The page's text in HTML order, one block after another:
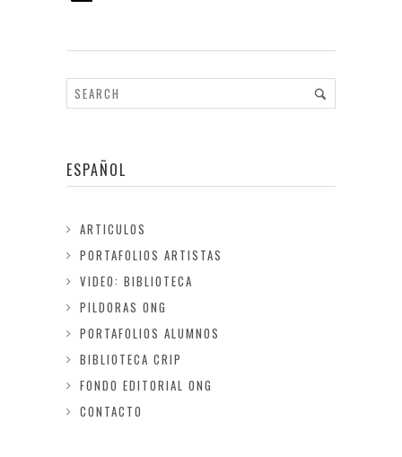
ESPAÑOL
ARTICULOS
PORTAFOLIOS ARTISTAS
VIDEO: BIBLIOTECA
PILDORAS ONG
PORTAFOLIOS ALUMNOS
BIBLIOTECA CRIP
FONDO EDITORIAL ONG
CONTACTO